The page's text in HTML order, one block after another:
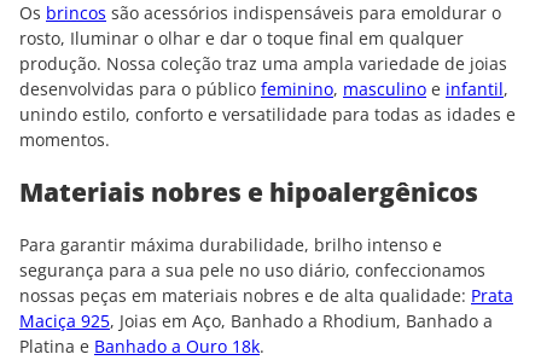
Os brincos são acessórios indispensáveis para emoldurar o
rosto, Iluminar o olhar e dar o toque final em qualquer
produção. Nossa coleção traz uma ampla variedade de joias
desenvolvidas para o público feminino, masculino e infantil,
unindo estilo, conforto e versatilidade para todas as idades e
momentos.
Materiais nobres e hipoalergênicos
Para garantir máxima durabilidade, brilho intenso e
segurança para a sua pele no uso diário, confeccionamos
nossas peças em materiais nobres e de alta qualidade: Prata
Maciça 925, Joias em Aço, Banhado a Rhodium, Banhado a
Platina e Banhado a Ouro 18k.